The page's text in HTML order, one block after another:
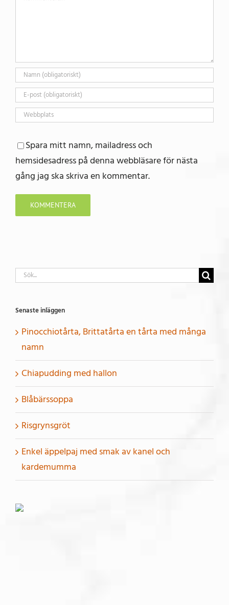
Spara mitt namn, mailadress och
hemsidesadress på denna webbläsare för nästa
gång jag ska skriva en kommentar.
Sök
Senaste inläggen
Pinocchiotårta, Brittatårta en tårta med många
namn
Chiapudding med hallon
Blåbärssoppa
Risgrynsgröt
Enkel äppelpaj med smak av kanel och
kardemumma